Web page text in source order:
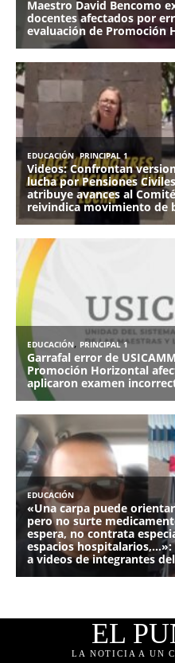
EL
LA NOTICIA A UN